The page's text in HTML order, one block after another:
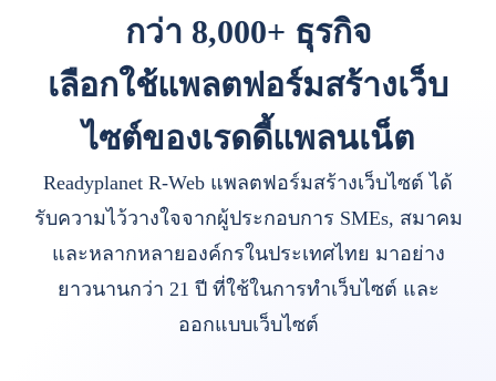
กว่า 8,000+ ธุรกิจ
เลือกใช้แพลตฟอร์มสร้างเว็บ
ไซต์ของเรดดี้แพลนเน็ต
Readyplanet R-Web แพลตฟอร์มสร้างเว็บไซต์ ได้
รับความไว้วางใจจากผู้ประกอบการ SMEs, สมาคม
และหลากหลายองค์กรในประเทศไทย มาอย่าง
ยาวนานกว่า 21 ปี ที่ใช้ในการทำเว็บไซต์ และ
ออกแบบเว็บไซต์